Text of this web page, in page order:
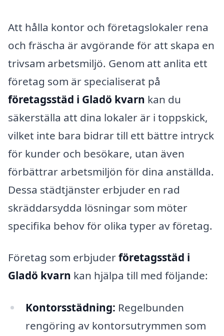
Att hålla kontor och företagslokaler rena
och fräscha är avgörande för att skapa en
trivsam arbetsmiljö. Genom att anlita ett
företag som är specialiserat på
företagsstäd i Gladö kvarn kan du
säkerställa att dina lokaler är i toppskick,
vilket inte bara bidrar till ett bättre intryck
för kunder och besökare, utan även
förbättrar arbetsmiljön för dina anställda.
Dessa städtjänster erbjuder en rad
skräddarsydda lösningar som möter
specifika behov för olika typer av företag.
Företag som erbjuderföretagsstäd i
Gladö kvarn kan hjälpa till med följande:
Kontorsstädning: Regelbunden
rengöring av kontorsutrymmen som